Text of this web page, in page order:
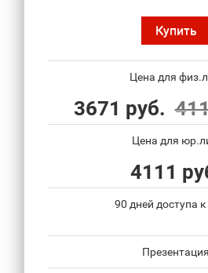
Купить
Цена для
3671 руб.
Цена для
4111
90 дней доступа к
Презентация